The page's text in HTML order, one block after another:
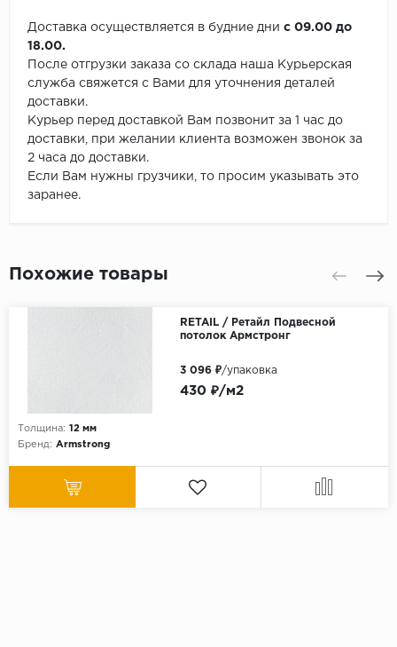
Доставка осуществляется в будние дни с 09.00 до
18.00.
После отгрузки заказа со склада наша Курьерская
служба свяжется с Вами для уточнения деталей
доставки.
Курьер перед доставкой Вам позвонит за 1 час до
доставки, при желании клиента возможен звонок за
2 часа до доставки.
Если Вам нужны грузчики, то просим указывать это
заранее.
Похожие товары
RETAIL / Ретайл Подвесной
потолок Армстронг
Толщина: 12 мм
Бренд: Armstrong
430 ₽/м2
3 096 ₽/упаковка